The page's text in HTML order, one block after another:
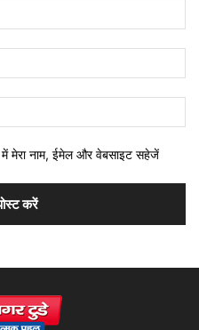
में मेरा नाम, ईमेल और वेबसाइट सहेजें